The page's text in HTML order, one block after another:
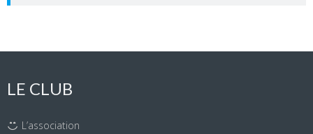
LE CLUB
L’association